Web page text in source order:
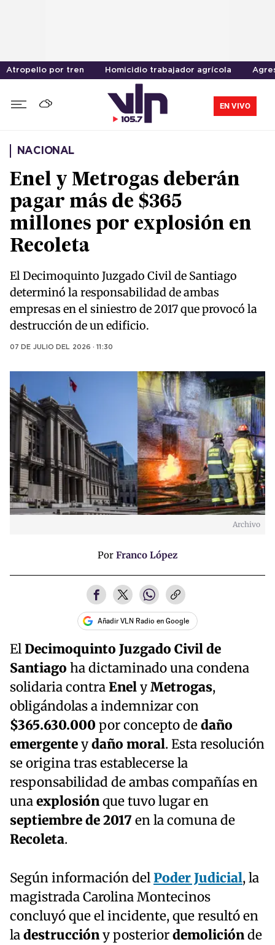
Atropello por tren Homicidio trabajador agrícola
EN VIVO
NACIONAL
Enel y Metrogas deberán
pagar más de $365
millones por explosión en
Recoleta
El Decimoquinto Juzgado Civil de Santiago
determinó la responsabilidad de ambas
empresas en el siniestro de 2017 que provocó la
destrucción de un edificio.
07 DE JULIO DEL 2026 · 11:30
Archivo
Por Franco López
Añadir VLN Radio en Google
ElDecimoquinto Juzgado Civil de
Santiago ha dictaminado una condena
solidaria contraEnelyMetrogas,
obligándolas a indemnizar con
$365.630.000 por concepto dedaño
emergenteydaño moral. Esta resolución
se origina tras establecerse la
responsabilidad de ambas compañías en
unaexplosiónque tuvo lugar en
septiembre de 2017 en la comuna de
Recoleta.
Según información delPoder Judicial, la
magistrada Carolina Montecinos
concluyó que el incidente, que resultó en
ladestruccióny posteriordemoliciónde